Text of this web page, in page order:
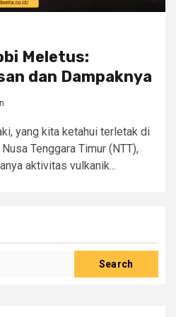
Meletus:
dan Dampaknya
yang kita ketahui terletak di
Tenggara Timur (NTT),
aktivitas vulkanik...
Search